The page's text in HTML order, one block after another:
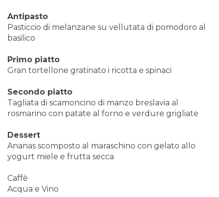
Antipasto
Pasticcio di melanzane su vellutata di pomodoro al
basilico
Primo piatto
Gran tortellone gratinato i ricotta e spinaci
Secondo piatto
Tagliata di scamoncino di manzo breslavia al
rosmarino con patate al forno e verdure grigliate
Dessert
Ananas scomposto al maraschino con gelato allo
yogurt miele e frutta secca
Caffè
Acqua e Vino